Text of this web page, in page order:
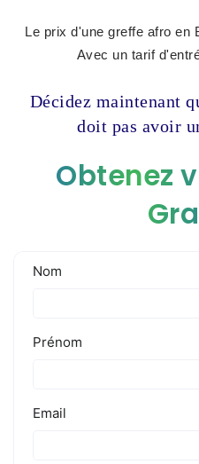
Le prix d'une greffe afro en
Avec un tarif
Décidez maintenant
doit pas avoir
Obtenez